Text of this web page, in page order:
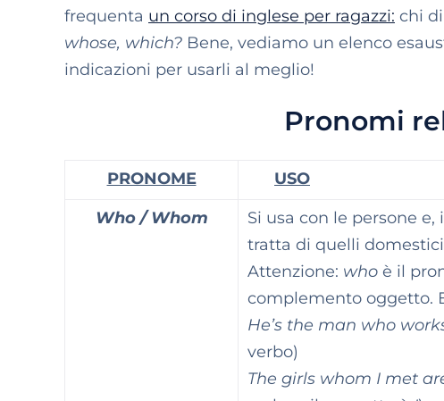
frequenta un corso di inglese per ragazzi: chi
whose, which? Bene, vediamo un elenco
indicazioni per usarli al meglio!
Pronomi
PRONOME
USO
Who / Whom
Si usa con le persone
tratta di quelli
Attenzione: who è il
complemento oggetto.
He’s the man who
verbo)
The girls whom I met